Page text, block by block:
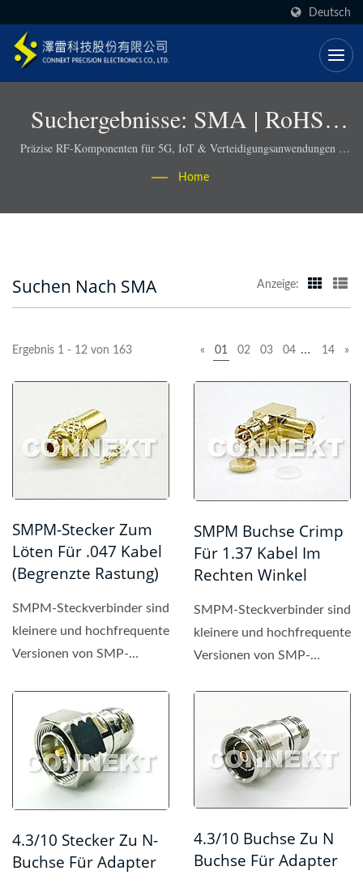
Deutsch
Suchergebnisse: SMA | RoHS-
Konforme RF-Steckverbinder Und
Kabelbaugruppen - Connekt
Präzise RF-Komponenten für 5G, IoT & Verteidigungsanwendungen -
Home
Suchen Nach SMA Anzeige:
Ergebnis 1 - 12 von 163 « 01 02 03 04 … 14 »
SMPM-Stecker Zum
Löten Für .047 Kabel
(Begrenzte Rastung)
SMPM-Steckverbinder sind
kleinere und hochfrequente
Versionen von SMP-
SMPM Buchse Crimp
Für 1.37 Kabel Im
Rechten Winkel
SMPM-Steckverbinder sind
kleinere und hochfrequente
Versionen von SMP-
4.3/10 Stecker Zu N-
Buchse Für Adapter
4.3/10 Buchse Zu N
Buchse Für Adapter